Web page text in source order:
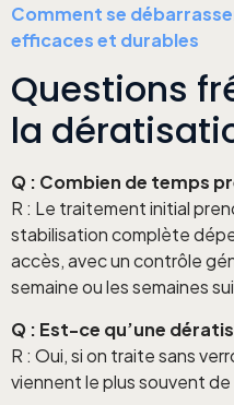
Comment se
efficaces et durables
Questions
la
Q : Combien de temps
R : Le traitement initial
stabilisation complète
accès, avec un contrôle
semaine ou les semaines
Q : Est-ce qu’une
R : Oui, si on traite sans
viennent le plus souvent de